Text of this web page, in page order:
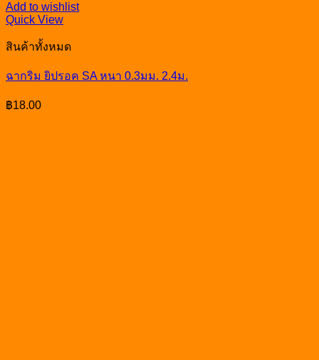
Add to wishlist
Quick View
สินค้าทั้งหมด
ฉากริม ยิปรอค SA หนา 0.3มม. 2.4ม.
฿18.00